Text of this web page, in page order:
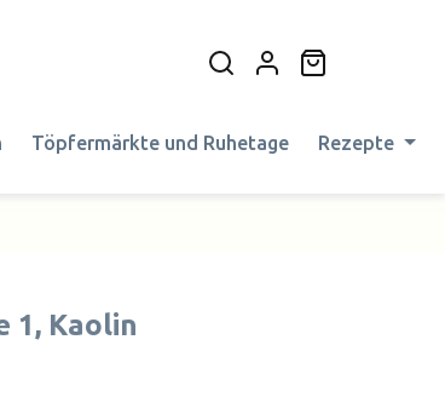
Töpfermärkte und Ruhetage Rezepte
1, Kaolin